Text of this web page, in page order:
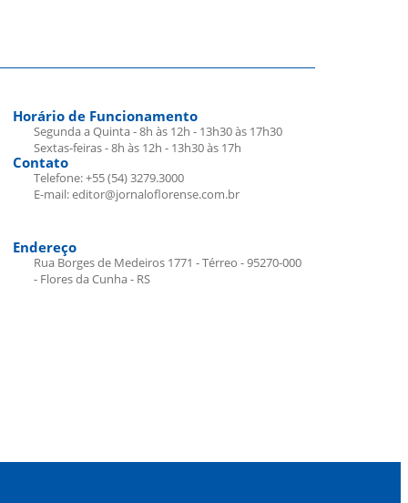
Horário de Funcionamento
Segunda a Quinta - 8h às 12h - 13h30 às 17h30
Sextas-feiras - 8h às 12h - 13h30 às 17h
Contato
Telefone: +55 (54) 3279.3000
E-mail: editor@jornaloflorense.com.br
Endereço
Rua Borges de Medeiros 1771 - Térreo - 95270-000
- Flores da Cunha - RS